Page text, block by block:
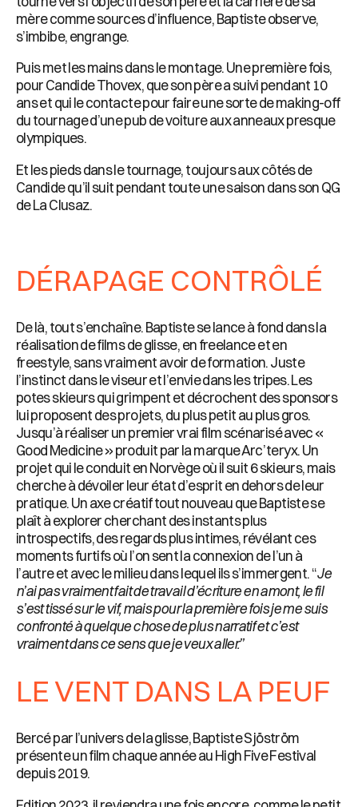
mère comme sources d’influence, Baptiste observe,
s’imbibe, engrange.
Puis met les mains dans le montage. Une première fois,
pour Candide Thovex, que son père a suivi pendant 10
ans et qui le contacte pour faire une sorte de making-off
du tournage d’une pub de voiture aux anneaux presque
olympiques.
Et les pieds dans le tournage, toujours aux côtés de
Candide qu’il suit pendant toute une saison dans son QG
de La Clusaz.
DÉRAPAGE CONTRÔLÉ
De là, tout s’enchaîne. Baptiste se lance à fond dans la
réalisation de films de glisse, en freelance et en
freestyle, sans vraiment avoir de formation. Juste
l’instinct dans le viseur et l’envie dans les tripes. Les
potes skieurs qui grimpent et décrochent des sponsors
lui proposent des projets, du plus petit au plus gros.
Jusqu’à réaliser un premier vrai film scénarisé avec «
Good Medicine » produit par la marque Arc’teryx. Un
projet qui le conduit en Norvège où il suit 6 skieurs, mais
cherche à dévoiler leur état d’esprit en dehors de leur
pratique. Un axe créatif tout nouveau que Baptiste se
plaît à explorer cherchant des instants plus
introspectifs, des regards plus intimes, révélant ces
moments furtifs où l’on sent la connexion de l’un à
l’autre et avec le milieu dans lequel ils s’immergent. “Je
n’ai pas vraiment fait de travail d’écriture en amont, le fil
s’est tissé sur le vif, mais pour la première fois je me suis
confronté à quelque chose de plus narratif et c’est
vraiment dans ce sens que je veux aller.”
LE VENT DANS LA PEUF
Bercé par l’univers de la glisse, Baptiste Sjöström
présente un film chaque année au High Five Festival
depuis 2019.